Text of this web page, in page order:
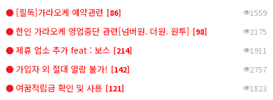
[필독]가라오케 예약관련 [86] 1559
한인 가라오케 영업중단 관련[넘버원. 더원. 원투] [98] 2175
제휴 업소 추가 feat : 보스 [214] 1911
가입자 외 절대 열람 불가! [142] 2757
여꿈적립금 확인 및 사용 [121] 1823